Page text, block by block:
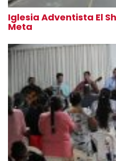
Iglesia Adventista El
Meta